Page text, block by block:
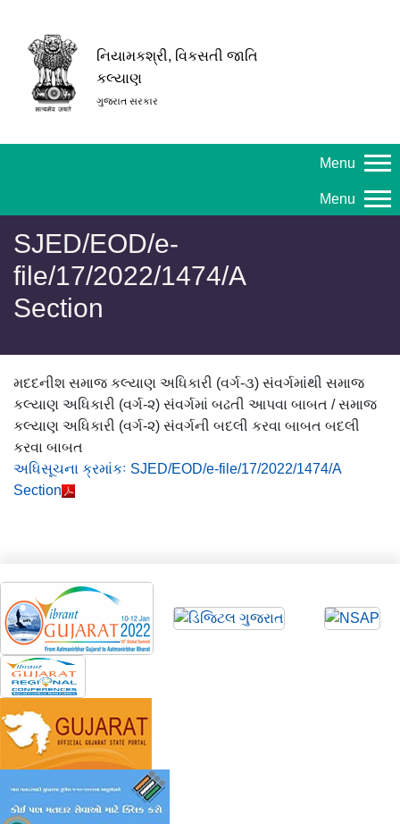
નિયામકશ્રી, વિકસતી જાતિ
કલ્યાણ
ગુજરાત સરકાર
Menu
Menu
SJED/EOD/e-
file/17/2022/1474/A
Section
મદદનીશ સમાજ કલ્યાણ અધિકારી (વર્ગ-૩) સંવર્ગમાંથી સમાજ
કલ્યાણ અધિકારી (વર્ગ-૨) સંવર્ગમાં બઢતી આપવા બાબત / સમાજ
કલ્યાણ અધિકારી (વર્ગ-૨) સંવર્ગની બદલી કરવા બાબત બદલી
કરવા બાબત
અધિસૂચના ક્રમાંકઃ SJED/EOD/e-file/17/2022/1474/A
Section